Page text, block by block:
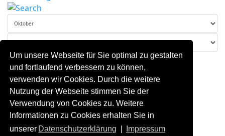
Um unsere Webseite für Sie optimal zu gestalten
und fortlaufend verbessern zu können,
verwenden wir Cookies. Durch die weitere
Nutzung der Webseite stimmen Sie der
Verwendung von Cookies zu. Weitere
Informationen zu Cookies erhalten Sie in
unserer Datenschutzerklärung Impressum
Gehe zu Monat
Dienstag, 29. Oktober 2024
Es wurden keine Events gefunden